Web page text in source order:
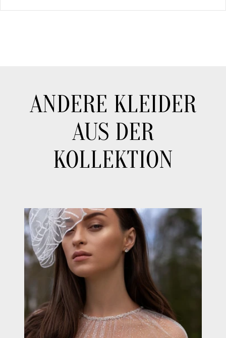
ANDERE KLEIDER
AUS DER
KOLLEKTION